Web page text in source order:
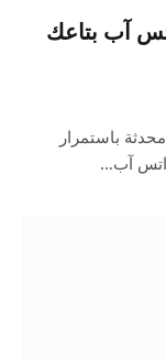
آب بتاعك
باستمرار